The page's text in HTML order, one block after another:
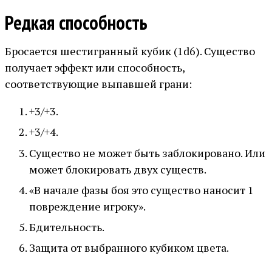
Редкая способность
Бросается шестигранный кубик (1d6). Существо
получает эффект или способность,
соответствующие выпавшей грани:
+3/+3.
+3/+4.
Существо не может быть заблокировано. Или
может блокировать двух существ.
«В начале фазы боя это существо наносит 1
повреждение игроку».
Бдительность.
Защита от выбранного кубиком цвета.